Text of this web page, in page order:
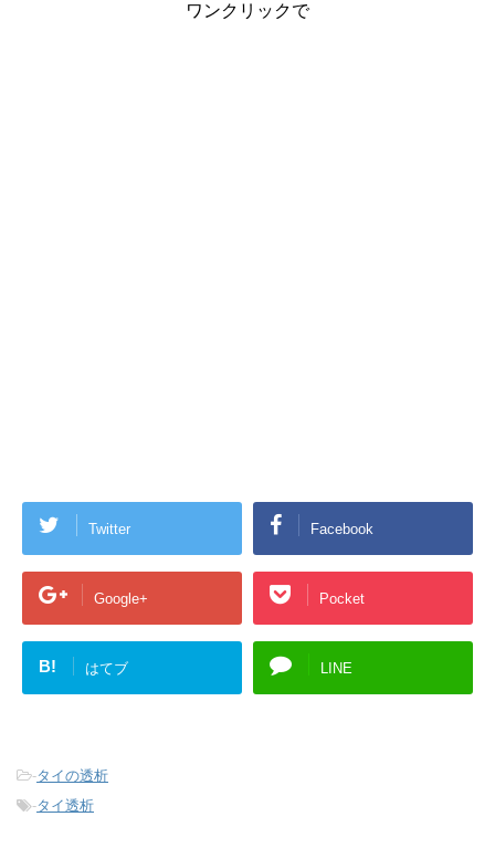
ワンクリックで
Twitter Facebook
Google+ Pocket
B! はてブ LINE
-タイの透析
-タイ透析